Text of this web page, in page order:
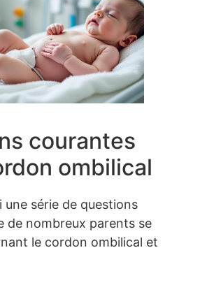
courantes
ombilical
une série de questions
de nombreux parents se
le cordon ombilical et